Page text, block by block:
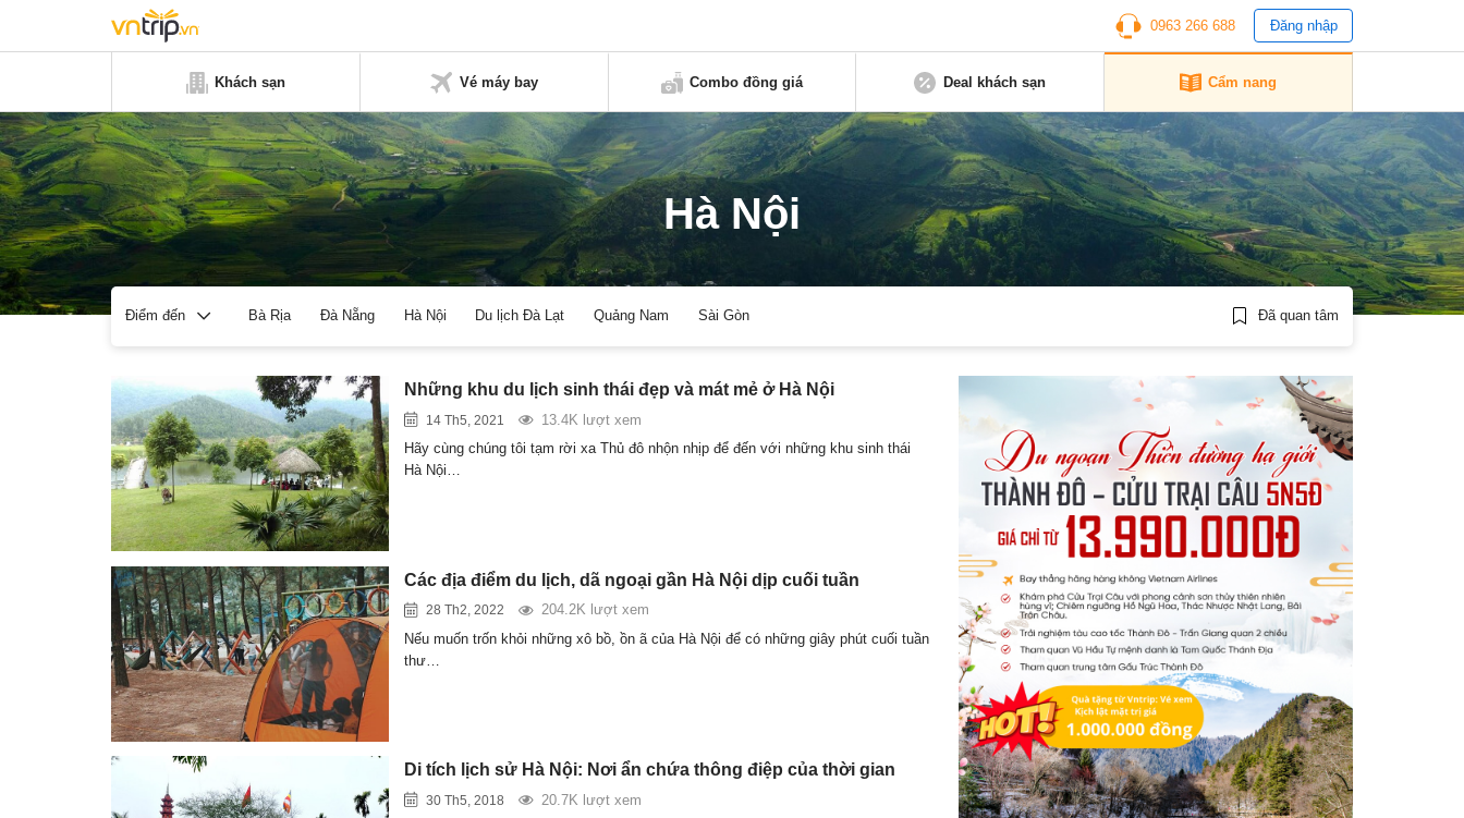
0963 266 688 Đăng nhập
Khách sạn Vé máy bay Combo đồng giá Deal khách sạn Cẩm nang
Hà Nội
Điểm đến Bà Rịa Đà Nẵng Hà Nội Du lịch Đà Lạt Quảng Nam Sài Gòn Đã quan tâm
Những khu du lịch sinh thái đẹp và mát mẻ ở Hà Nội
14 Th5, 2021
13.4K lượt xem
Hãy cùng chúng tôi tạm rời xa Thủ đô nhộn nhịp để đến với những khu sinh thái
Hà Nội…
Các địa điểm du lịch, dã ngoại gần Hà Nội dịp cuối tuần
28 Th2, 2022
204.2K lượt xem
Nếu muốn trốn khỏi những xô bồ, ồn ã của Hà Nội để có những giây phút cuối tuần
thư…
Di tích lịch sử Hà Nội: Nơi ẩn chứa thông điệp của thời gian
30 Th5, 2018
20.7K lượt xem